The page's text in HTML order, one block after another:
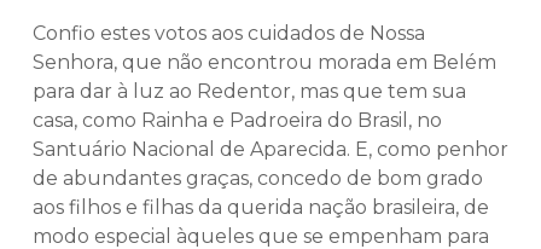
Confio estes votos aos cuidados de Nossa
Senhora, que não encontrou morada em Belém
para dar à luz ao Redentor, mas que tem sua
casa, como Rainha e Padroeira do Brasil, no
Santuário Nacional de Aparecida. E, como penhor
de abundantes graças, concedo de bom grado
aos filhos e filhas da querida nação brasileira, de
modo especial àqueles que se empenham para